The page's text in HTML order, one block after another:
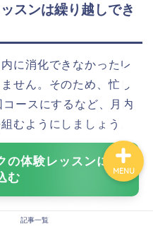
スンは繰り越しでき
に消化できなかったレ
せん。そのため、忙し
ースにするなど、月内
むようにしましょう。
体験レッスンに
む
記事一覧
MENU
ボになる方法
記事一覧